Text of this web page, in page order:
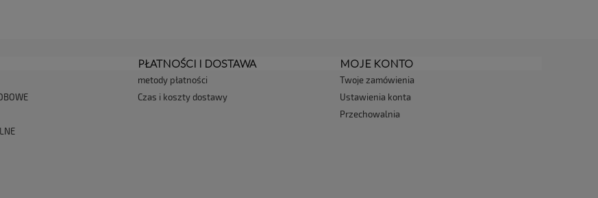
PŁATNOŚCI I DOSTAWA
metody płatności
Czas i koszty dostawy
MOJE KONTO
Twoje zamówienia
Ustawienia konta
Przechowalnia